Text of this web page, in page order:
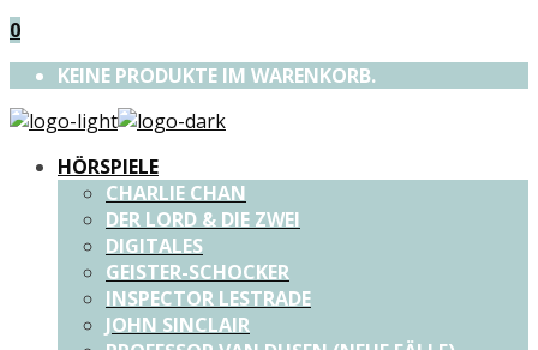
0
KEINE PRODUKTE IM WARENKORB.
HÖRSPIELE
CHARLIE CHAN
DER LORD & DIE ZWEI
DIGITALES
GEISTER-SCHOCKER
INSPECTOR LESTRADE
JOHN SINCLAIR